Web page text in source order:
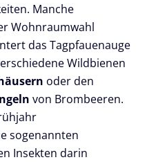
Manche
Wohnraumwahl
das Tagpfauenauge
Wildbienen
oder den
von Brombeeren.
sogenannten
Insekten darin